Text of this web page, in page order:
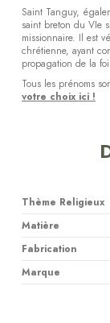
Saint Tanguy,
saint breton du VIe
missionnaire. Il est
chrétienne, ayant
propagation de la
Tous les prénoms
votre choix ici !
Thème Religieux
Matière
Fabrication
Marque